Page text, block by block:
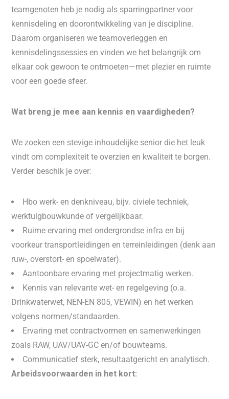
teamgenoten heb je nodig als sparringpartner voor
kennisdeling en doorontwikkeling van je discipline.
Daarom organiseren we teamoverleggen en
kennisdelingssessies en vinden we het belangrijk om
elkaar ook gewoon te ontmoeten—met plezier en ruimte
voor een goede sfeer.
Wat breng je mee aan kennis en vaardigheden?
We zoeken een stevige inhoudelijke senior die het leuk
vindt om complexiteit te overzien en kwaliteit te borgen.
Verder beschik je over:
Hbo werk- en denkniveau, bijv. civiele techniek,
werktuigbouwkunde of vergelijkbaar.
Ruime ervaring met ondergrondse infra en bij
voorkeur transportleidingen en terreinleidingen (denk aan
ruw-, overstort- en spoelwater).
Aantoonbare ervaring met projectmatig werken.
Kennis van relevante wet- en regelgeving (o.a.
Drinkwaterwet, NEN-EN 805, VEWIN) en het werken
volgens normen/standaarden.
Ervaring met contractvormen en samenwerkingen
zoals RAW, UAV/UAV-GC en/of bouwteams.
Communicatief sterk, resultaatgericht en analytisch.
Arbeidsvoorwaarden in het kort: